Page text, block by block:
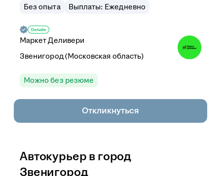
Без опыта Выплаты: Ежедневно
Маркет Деливери
Звенигород (Московская область)
Можно без резюме
Откликнуться
Автокурьер в город
Звенигород